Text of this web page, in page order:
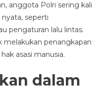
anggota Polri sering kali
nyata, seperti
pengaturan lalu lintas.
melakukan penangkapan
asasi manusia.
dalam